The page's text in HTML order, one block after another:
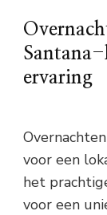
ervaring
voor een
het
voor een